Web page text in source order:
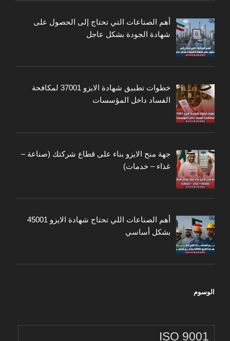
أهم الصناعات التي تحتاج إلى الحصول على
شهادة الجودة بشكل عاجل
خطوات تطبيق شهادة الايزو 37001 لمكافحة
الفساد داخل المؤسسات
جهة منح الايزو بناء على قطاع شركتك (صناعة –
غذاء – خدمات)
أهم الصناعات اللي تحتاج شهادة الايزو 45001
بشكل أساسي
الوسوم
ISO 9001